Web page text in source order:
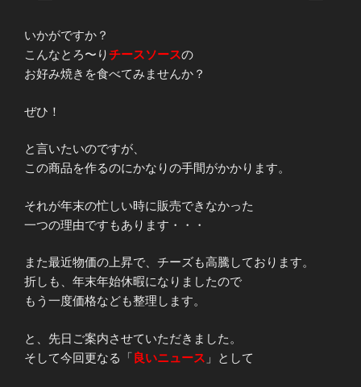
いかがですか？
こんなとろ〜りチースソースの
お好み焼きを食べてみませんか？
ぜひ！
と言いたいのですが、
この商品を作るのにかなりの手間がかかります。
それが年末の忙しい時に販売できなかった
一つの理由ですもあります・・・
また最近物価の上昇で、チーズも高騰しております。
折しも、年末年始休暇になりましたので
もう一度価格なども整理します。
と、先日ご案内させていただきました。
そして今回更なる「良いニュース 」として